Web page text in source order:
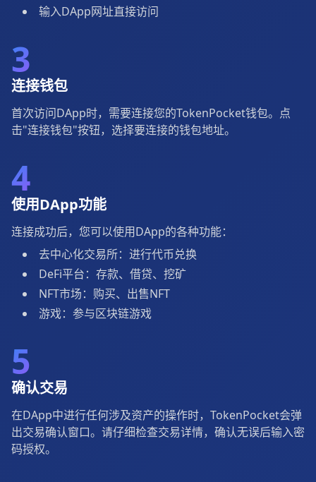
输入DApp网址直接访问
3
连接钱包
首次访问DApp时，需要连接您的TokenPocket钱包。点
击"连接钱包"按钮，选择要连接的钱包地址。
4
使用DApp功能
连接成功后，您可以使用DApp的各种功能：
去中心化交易所：进行代币兑换
DeFi平台：存款、借贷、挖矿
NFT市场：购买、出售NFT
游戏：参与区块链游戏
5
确认交易
在DApp中进行任何涉及资产的操作时，TokenPocket会弹
出交易确认窗口。请仔细检查交易详情，确认无误后输入密
码授权。